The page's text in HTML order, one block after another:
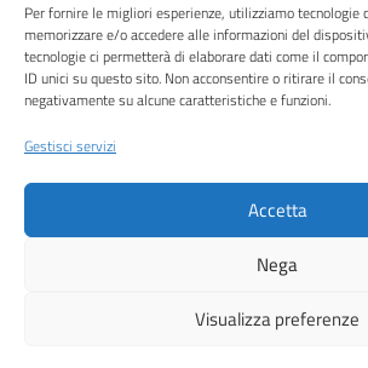
Per fornire le migliori esperienze, utilizziamo tecnologie
memorizzare e/o accedere alle informazioni del
tecnologie ci permetterà di elaborare dati come il
ID unici su questo sito. Non acconsentire o ritirare il
negativamente su alcune caratteristiche e funzioni.
Gestisci servizi
Accetta
Nega
Visualizza preferenze
SEGUICI SU
Facebook
Attuazione Misure PNRR
Piano di miglioramento del sito